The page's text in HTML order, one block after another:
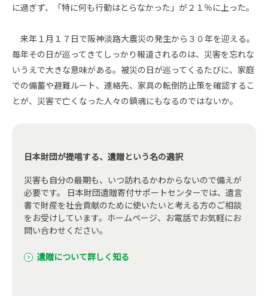
に過ぎず、「特に何も行動はとらなかった」が２１％に上った。
来年１月１７日で阪神淡路大震災の発生から３０年を迎える。
毎年その日が巡ってきてしっかり報道されるのは、災害を忘れな
いうえで大きな意味がある。被災の日が巡ってくるたびに、家庭
での備蓄や避難ルート、連絡先、家具の転倒防止策を確認するこ
とが、災害で亡くなった人々の鎮魂にもなるのではないか。
日本財団が提唱する、遺贈という名の選択
災害も自分の最期も、いつ訪れるかわからないので備えが
必要です。 日本財団遺贈寄付サポートセンターでは、遺言
書で財産を社会貢献のために使いたいと考える方のご相談
をお受けしています。ホームページ、お電話でお気軽にお
問い合わせください。
遺贈について詳しく知る